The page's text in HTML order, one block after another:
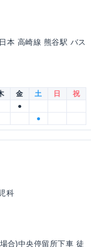
本 高崎線 熊谷駅 バス
金 土 日
祝
●
●
科
合)中央停留所下車 徒